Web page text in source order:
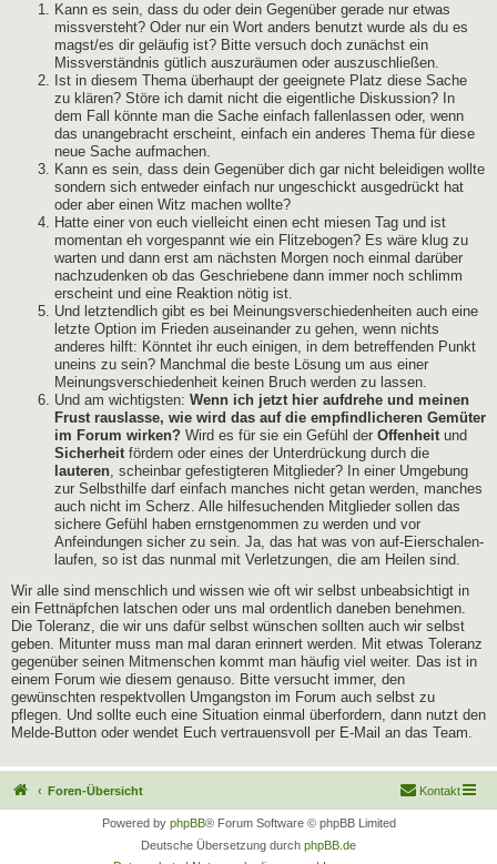
Kann es sein, dass du oder dein Gegenüber gerade nur etwas
missversteht? Oder nur ein Wort anders benutzt wurde als du es
magst/es dir geläufig ist? Bitte versuch doch zunächst ein
Missverständnis gütlich auszuräumen oder auszuschließen.
Ist in diesem Thema überhaupt der geeignete Platz diese Sache
zu klären? Störe ich damit nicht die eigentliche Diskussion? In
dem Fall könnte man die Sache einfach fallenlassen oder, wenn
das unangebracht erscheint, einfach ein anderes Thema für diese
neue Sache aufmachen.
Kann es sein, dass dein Gegenüber dich gar nicht beleidigen wollte
sondern sich entweder einfach nur ungeschickt ausgedrückt hat
oder aber einen Witz machen wollte?
Hatte einer von euch vielleicht einen echt miesen Tag und ist
momentan eh vorgespannt wie ein Flitzebogen? Es wäre klug zu
warten und dann erst am nächsten Morgen noch einmal darüber
nachzudenken ob das Geschriebene dann immer noch schlimm
erscheint und eine Reaktion nötig ist.
Und letztendlich gibt es bei Meinungsverschiedenheiten auch eine
letzte Option im Frieden auseinander zu gehen, wenn nichts
anderes hilft: Könntet ihr euch einigen, in dem betreffenden Punkt
uneins zu sein? Manchmal die beste Lösung um aus einer
Meinungsverschiedenheit keinen Bruch werden zu lassen.
Und am wichtigsten: Wenn ich jetzt hier aufdrehe und meinen
Frust rauslasse, wie wird das auf die empfindlicheren Gemüter
im Forum wirken? Wird es für sie ein Gefühl der Offenheitund
Sicherheitfördern oder eines der Unterdrückung durch die
lauteren, scheinbar gefestigteren Mitglieder? In einer Umgebung
zur Selbsthilfe darf einfach manches nicht getan werden, manches
auch nicht im Scherz. Alle hilfesuchenden Mitglieder sollen das
sichere Gefühl haben ernstgenommen zu werden und vor
Anfeindungen sicher zu sein. Ja, das hat was von auf-Eierschalen-
laufen, so ist das nunmal mit Verletzungen, die am Heilen sind.
Wir alle sind menschlich und wissen wie oft wir selbst unbeabsichtigt in
ein Fettnäpfchen latschen oder uns mal ordentlich daneben benehmen.
Die Toleranz, die wir uns dafür selbst wünschen sollten auch wir selbst
geben. Mitunter muss man mal daran erinnert werden. Mit etwas Toleranz
gegenüber seinen Mitmenschen kommt man häufig viel weiter. Das ist in
einem Forum wie diesem genauso. Bitte versucht immer, den
gewünschten respektvollen Umgangston im Forum auch selbst zu
pflegen. Und sollte euch eine Situation einmal überfordern, dann nutzt den
Melde-Button oder wendet Euch vertrauensvoll per E-Mail an das Team.
Foren-Übersicht Kontakt
Powered by phpBB® Forum Software © phpBB Limited
Deutsche Übersetzung durch phpBB.de